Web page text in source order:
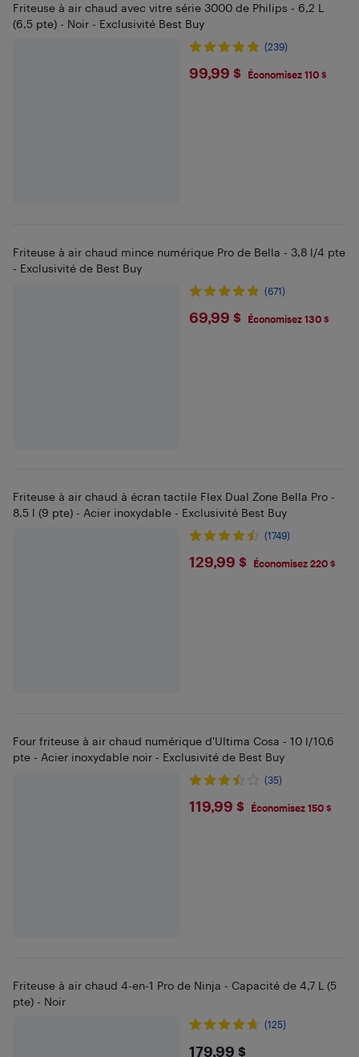
Friteuse à air chaud avec vitre série 3000 de Philips - 6,2 L
(6,5 pte) - Noir - Exclusivité Best Buy
(239)
$99.99
99,99 $ Économisez 110 $
Friteuse à air chaud mince numérique Pro de Bella - 3,8 l/4 pte
- Exclusivité de Best Buy
(671)
$69.99
69,99 $ Économisez 130 $
Friteuse à air chaud à écran tactile Flex Dual Zone Bella Pro -
8,5 l (9 pte) - Acier inoxydable - Exclusivité Best Buy
(1749)
$129.99
129,99 $ Économisez 220 $
Four friteuse à air chaud numérique d'Ultima Cosa - 10 l/10,6
pte - Acier inoxydable noir - Exclusivité de Best Buy
(35)
$119.99
119,99 $ Économisez 150 $
Friteuse à air chaud 4-en-1 Pro de Ninja - Capacité de 4,7 L (5
pte) - Noir
(125)
179,99 $